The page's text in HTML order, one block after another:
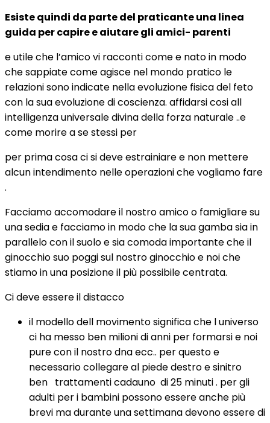
Esiste quindi da parte del praticante una linea
guida per capire e aiutare gli amici- parenti
e utile che l’amico vi racconti come e nato in modo
che sappiate come agisce nel mondo pratico le
relazioni sono indicate nella evoluzione fisica del feto
con la sua evoluzione di coscienza. affidarsi cosi all
intelligenza universale divina della forza naturale ..e
come morire a se stessi per
per prima cosa ci si deve estrainiare e non mettere
alcun intendimento nelle operazioni che vogliamo fare
.
Facciamo accomodare il nostro amico o famigliare su
una sedia e facciamo in modo che la sua gamba sia in
parallelo con il suolo e sia comoda importante che il
ginocchio suo poggi sul nostro ginocchio e noi che
stiamo in una posizione il più possibile centrata.
Ci deve essere il distacco
il modello dell movimento significa che l universo
ci ha messo ben milioni di anni per formarsi e noi
pure con il nostro dna ecc.. per questo e
necessario collegare al piede destro e sinitro
ben trattamenti cadauno di 25 minuti . per gli
adulti per i bambini possono essere anche più
brevi ma durante una settimana devono essere di